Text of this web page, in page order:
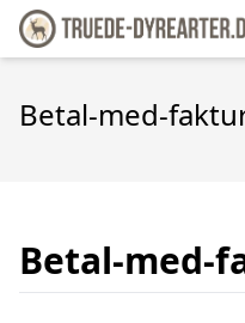
Betal-med-
Betal-med-